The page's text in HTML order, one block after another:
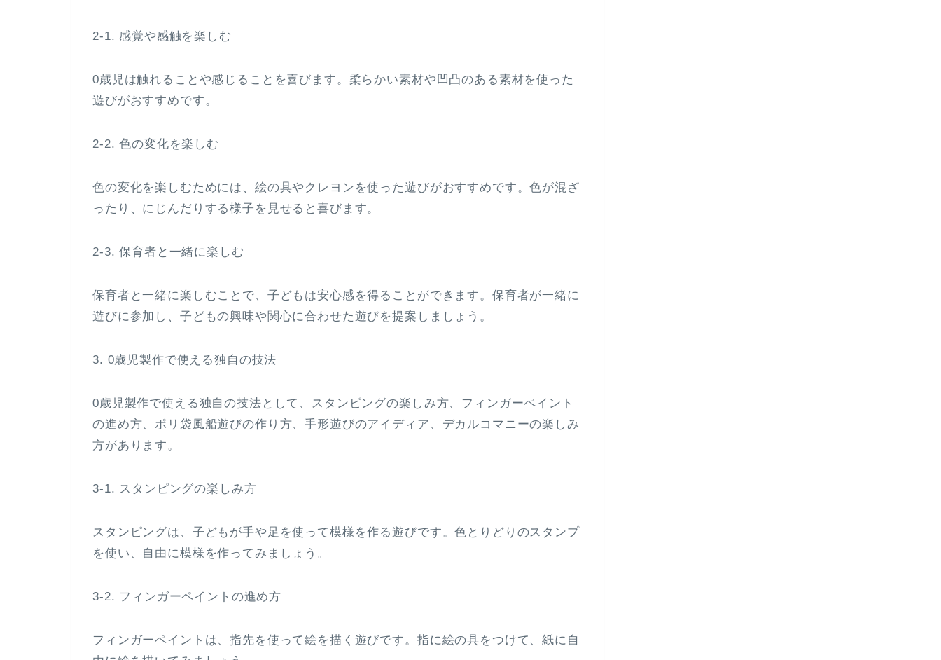
2-1. 感覚や感触を楽しむ
0歳児は触れることや感じることを喜びます。柔らかい素材や凹凸のある素材を使った
遊びがおすすめです。
2-2. 色の変化を楽しむ
色の変化を楽しむためには、絵の具やクレヨンを使った遊びがおすすめです。色が混ざ
ったり、にじんだりする様子を見せると喜びます。
2-3. 保育者と一緒に楽しむ
保育者と一緒に楽しむことで、子どもは安心感を得ることができます。保育者が一緒に
遊びに参加し、子どもの興味や関心に合わせた遊びを提案しましょう。
3. 0歳児製作で使える独自の技法
0歳児製作で使える独自の技法として、スタンピングの楽しみ方、フィンガーペイント
の進め方、ポリ袋風船遊びの作り方、手形遊びのアイディア、デカルコマニーの楽しみ
方があります。
3-1. スタンピングの楽しみ方
スタンピングは、子どもが手や足を使って模様を作る遊びです。色とりどりのスタンプ
を使い、自由に模様を作ってみましょう。
3-2. フィンガーペイントの進め方
フィンガーペイントは、指先を使って絵を描く遊びです。指に絵の具をつけて、紙に自